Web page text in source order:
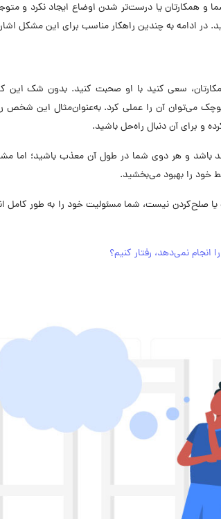
و همکارتان یا درست‌تر شدن اوضاع ایجاد نکرد و
در ادامه به چندین راهکار مناسب برای این مشکل
سعی کنید با او صحبت کنید. بدون شک
کوچک می‌توان آن را عملی کرد. به‌عنوان‌مثال این
برای آن دنبال راه‌حل باشید.
و هر دوی شما در طول آن معذب باشید؛ اما
خود را بهبود می‌بخشید.
نیست، شما مسئولیت خود را به طور کامل
نمی‌دهد، رفتار کنیم؟